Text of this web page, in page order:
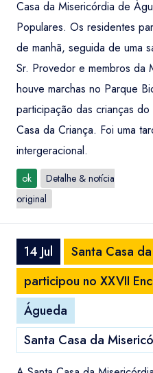
Casa da Misericórdia de
Populares. Os residentes
de manhã, seguida de uma
Sr. Provedor e membros da
houve marchas no Parque
participação das crianças
Casa da Criança. Foi uma
intergeracional.
ok
Detalhe & notícia
original
14 Jul
Santa Casa
participou no XXVII
Águeda
Santa Casa da